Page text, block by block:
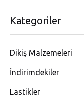
Kategoriler
Dikiş Malzemeleri
İndirimdekiler
Lastikler